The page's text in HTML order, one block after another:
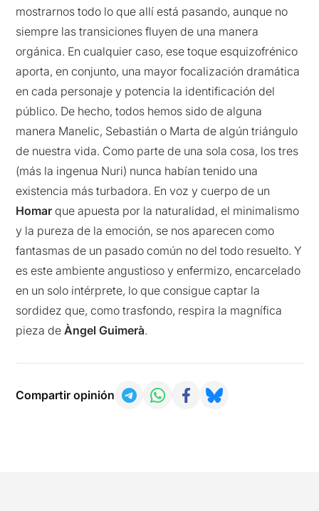
mostrarnos todo lo que allí está pasando, aunque no
siempre las transiciones fluyen de una manera
orgánica. En cualquier caso, ese toque esquizofrénico
aporta, en conjunto, una mayor focalización dramática
en cada personaje y potencia la identificación del
público. De hecho, todos hemos sido de alguna
manera Manelic, Sebastián o Marta de algún triángulo
de nuestra vida. Como parte de una sola cosa, los tres
(más la ingenua Nuri) nunca habían tenido una
existencia más turbadora. En voz y cuerpo de un
Homar que apuesta por la naturalidad, el minimalismo
y la pureza de la emoción, se nos aparecen como
fantasmas de un pasado común no del todo resuelto. Y
es este ambiente angustioso y enfermizo, encarcelado
en un solo intérprete, lo que consigue captar la
sordidez que, como trasfondo, respira la magnífica
pieza deÀngel Guimerà.
Compartir opinión